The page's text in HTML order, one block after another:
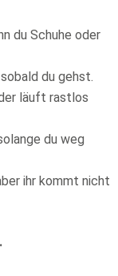
du Schuhe oder
du gehst.
läuft rastlos
du weg
ihr kommt nicht